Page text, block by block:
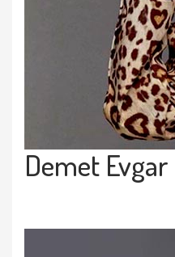
Demet Evgar